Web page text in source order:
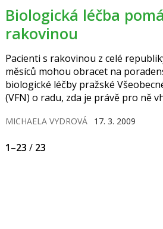
Biologická léčba pomáhá lidem s
rakovinou
Pacienti s rakovinou z celé
měsíců mohou obracet na
biologické léčby pražské
(VFN) o radu, zda je právě pro ně
jedna z nových modalit, které má k
těla, které se množí rychle včetně
MICHAELA VYDROVÁ 17. 3. 2009
1–23 / 23